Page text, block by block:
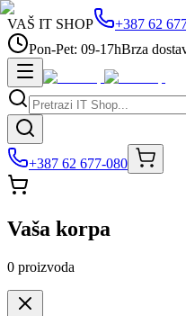
VAŠ IT SHOP +387 62
Pon-Pet: 09-17hBrza
+387 62 677-080
Vaša korpa
0 proizvoda